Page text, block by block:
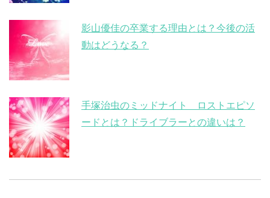
影山優佳の卒業する理由とは？今後の活
動はどうなる？
手塚治虫のミッドナイト ロストエピソ
ードとは？ドライブラーとの違いは？